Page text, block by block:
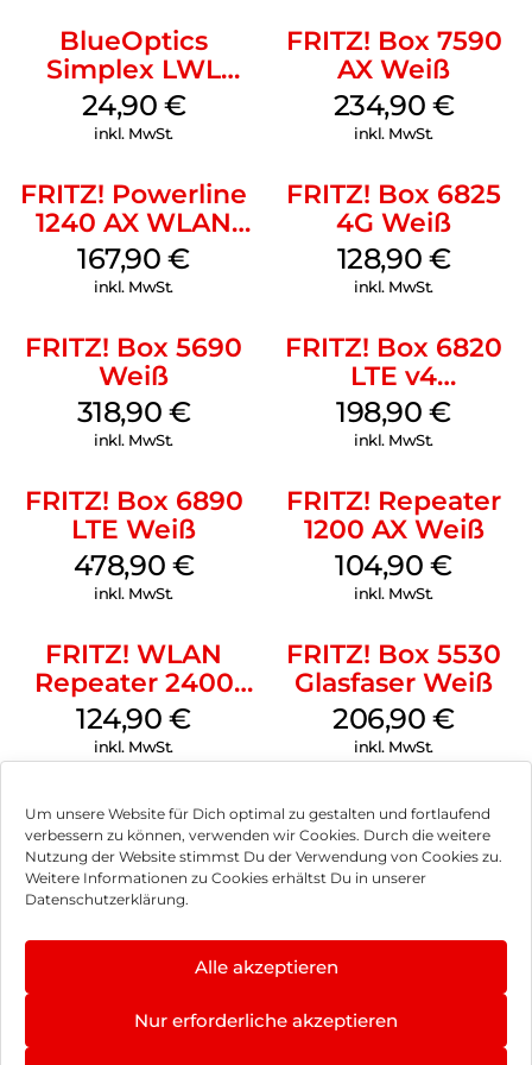
Um unsere Website für Dich optimal zu gestalten und fortlaufend
verbessern zu können, verwenden wir Cookies. Durch die weitere
Nutzung der Website stimmst Du der Verwendung von Cookies zu.
Weitere Informationen zu Cookies erhältst Du in unserer
Datenschutzerklärung.
Alle akzeptieren
Nur erforderliche akzeptieren
BlueOptics
Simplex LWL
Patchkabel LC-
APC Singlemode
24,90 €
inkl. MwSt.
FRITZ! Box 7590
AX Weiß
234,90 €
inkl. MwSt.
FRITZ! Powerline
1240 AX WLAN
Set Weiß
167,90€
inkl. MwSt.
FRITZ! Box 6825
4G Weiß
128,90 €
inkl. MwSt.
FRITZ! Box 5690
Weiß
318,90 €
inkl. MwSt.
FRITZ! Box 6820
LTE v4
(Tarifvermarktung)
Weiß
198,90€
inkl. MwSt.
FRITZ! Box 6890
LTE Weiß
478,90 €
inkl. MwSt.
FRITZ! Repeater
1200 AX Weiß
104,90€
inkl. MwSt.
FRITZ! WLAN
Repeater 2400
Weiß
124,90€
inkl. MwSt.
FRITZ! Box 5530
Glasfaser Weiß
206,90€
inkl. MwSt.
Impressum
Hinweis zur Batterieentsorgung